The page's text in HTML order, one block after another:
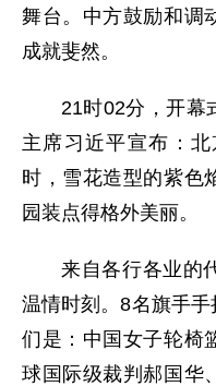
舞台。中方鼓励和调
成就斐然。
21时02分，开幕
主席习近平宣布：
时，雪花造型的紫色
园装点得格外美丽。
来自各行各业的
温情时刻。8名旗手
们是：中国女子轮椅
球国际级裁判郝国华